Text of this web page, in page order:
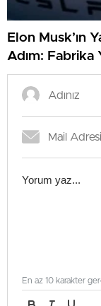
Elon Musk’ın
Adım: Fabrika
En az 10 karakter